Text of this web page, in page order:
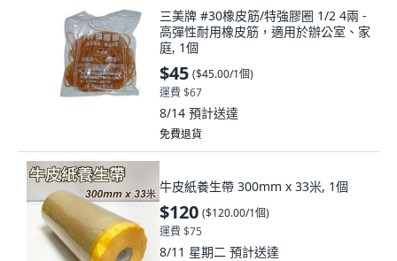
三美牌 #30橡皮筋/特強膠圈 1/2 4兩 -
高彈性耐用橡皮筋，適用於辦公室、家
庭, 1個
$45 ($45.00/1個)
運費 $67
8/14 預計送達
免費退貨
牛皮紙養生帶 300mm x 33米, 1個
$120 ($120.00/1個)
運費 $75
8/11 星期二 預計送達